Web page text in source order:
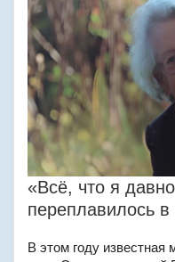
«Всё, что я
переплавилось в
В этом году известная